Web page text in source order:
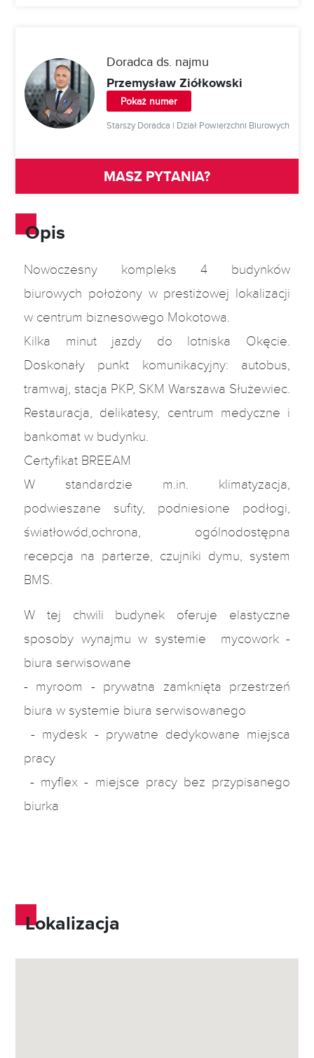
Doradca ds. najmu
Przemysław Ziółkowski
Pokaż numer
Starszy Doradca | Dział Powierzchni Biurowych
MASZ PYTANIA?
Opis
Nowoczesny kompleks 4 budynków
biurowych położony w prestiżowej lokalizacji
w centrum biznesowego Mokotowa.
Kilka minut jazdy do lotniska Okęcie.
Doskonały punkt komunikacyjny: autobus,
tramwaj, stacja PKP, SKM Warszawa Służewiec.
Restauracja, delikatesy, centrum medyczne i
bankomat w budynku.
Certyfikat BREEAM
W standardzie m.in. klimatyzacja,
podwieszane sufity, podniesione podłogi,
światłowód,ochrona, ogólnodostępna
recepcja na parterze, czujniki dymu, system
BMS.
W tej chwili budynek oferuje elastyczne
sposoby wynajmu w systemie mycowork -
biura serwisowane
- myroom - prywatna zamknięta przestrzeń
biura w systemie biura serwisowanego
- mydesk - prywatne dedykowane miejsca
pracy
- myflex - miejsce pracy bez przypisanego
biurka
Lokalizacja